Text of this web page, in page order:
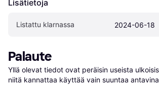
Lisätietoja
Listattu klarnassa 2024-06-18
Palaute
Yllä olevat tiedot ovat peräisin useista
niitä kannattaa käyttää vain suuntaa